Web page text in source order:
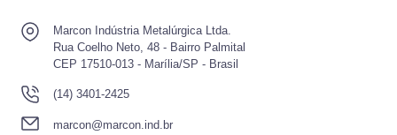
Marcon Indústria Metalúrgica Ltda.
Rua Coelho Neto, 48 - Bairro Palmital
CEP 17510-013 - Marília/SP - Brasil
(14) 3401-2425
marcon@marcon.ind.br